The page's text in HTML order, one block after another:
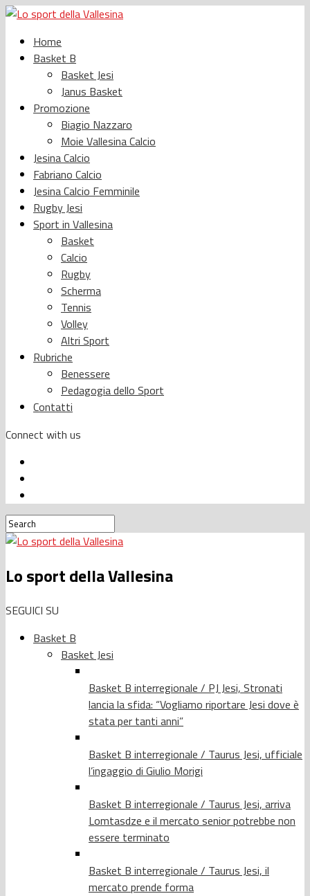
Home
Basket B
Basket Jesi
Janus Basket
Promozione
Biagio Nazzaro
Moie Vallesina Calcio
Jesina Calcio
Fabriano Calcio
Jesina Calcio Femminile
Rugby Jesi
Sport in Vallesina
Basket
Calcio
Rugby
Scherma
Tennis
Volley
Altri Sport
Rubriche
Benessere
Pedagogia dello Sport
Contatti
Connect with us
Lo sport della Vallesina
SEGUICI SU
Basket B
Basket Jesi
Basket B interregionale / PJ Jesi, Stronati
lancia la sfida: “Vogliamo riportare Jesi dove è
stata per tanti anni”
Basket B interregionale / Taurus Jesi, ufficiale
l’ingaggio di Giulio Morigi
Basket B interregionale / Taurus Jesi, arriva
Lomtasdze e il mercato senior potrebbe non
essere terminato
Basket B interregionale / Taurus Jesi, il
mercato prende forma